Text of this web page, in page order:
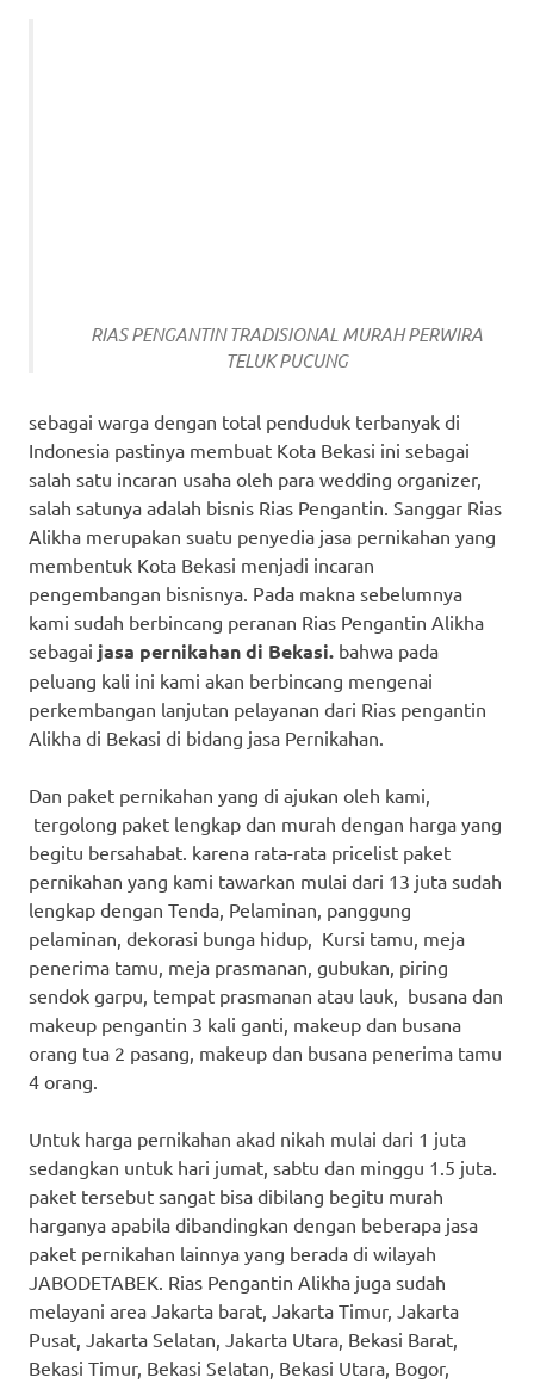
RIAS PENGANTIN TRADISIONAL MURAH PERWIRA
TELUK PUCUNG
sebagai warga dengan total penduduk terbanyak di
Indonesia pastinya membuat Kota Bekasi ini sebagai
salah satu incaran usaha oleh para wedding organizer,
salah satunya adalah bisnis Rias Pengantin. Sanggar Rias
Alikha merupakan suatu penyedia jasa pernikahan yang
membentuk Kota Bekasi menjadi incaran
pengembangan bisnisnya. Pada makna sebelumnya
kami sudah berbincang peranan Rias Pengantin Alikha
sebagai jasa pernikahan di Bekasi. bahwa pada
peluang kali ini kami akan berbincang mengenai
perkembangan lanjutan pelayanan dari Rias pengantin
Alikha di Bekasi di bidang jasa Pernikahan.
Dan paket pernikahan yang di ajukan oleh kami,
tergolong paket lengkap dan murah dengan harga yang
begitu bersahabat. karena rata-rata pricelist paket
pernikahan yang kami tawarkan mulai dari 13 juta sudah
lengkap dengan Tenda, Pelaminan, panggung
pelaminan, dekorasi bunga hidup, Kursi tamu, meja
penerima tamu, meja prasmanan, gubukan, piring
sendok garpu, tempat prasmanan atau lauk, busana dan
makeup pengantin 3 kali ganti, makeup dan busana
orang tua 2 pasang, makeup dan busana penerima tamu
4 orang.
Untuk harga pernikahan akad nikah mulai dari 1 juta
sedangkan untuk hari jumat, sabtu dan minggu 1.5 juta.
paket tersebut sangat bisa dibilang begitu murah
harganya apabila dibandingkan dengan beberapa jasa
paket pernikahan lainnya yang berada di wilayah
JABODETABEK. Rias Pengantin Alikha juga sudah
melayani area Jakarta barat, Jakarta Timur, Jakarta
Pusat, Jakarta Selatan, Jakarta Utara, Bekasi Barat,
Bekasi Timur, Bekasi Selatan, Bekasi Utara, Bogor,